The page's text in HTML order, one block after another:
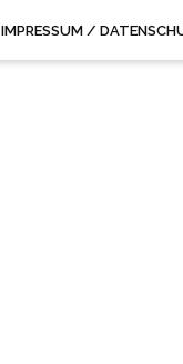
IMPRESSUM /